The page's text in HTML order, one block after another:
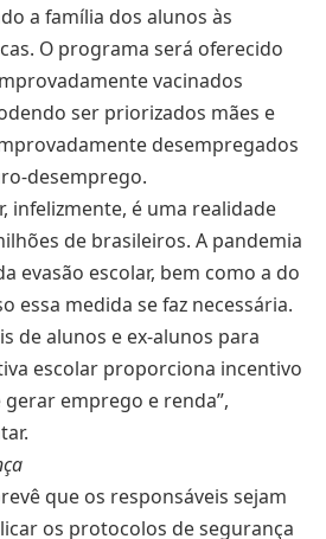
a família dos alunos às
O programa será oferecido
vacinados
ser priorizados mães e
desempregados
desemprego.
infelizmente, é uma realidade
de brasileiros. A pandemia
evasão escolar, bem como a do
essa medida se faz necessária.
de alunos e ex-alunos para
escolar proporciona incentivo
emprego e renda”,
que os responsáveis sejam
os protocolos de segurança